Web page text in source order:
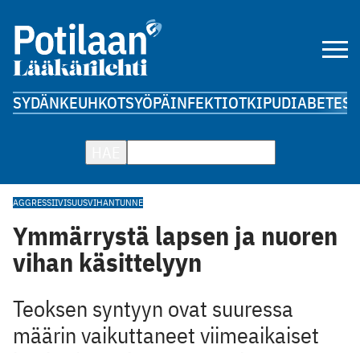
SYDÄNKEUHKOTSYÖPÄINFEKTIOTKIPUDIABETES
AGGRESSIIVISUUSVIHANTUNNE
Ymmärrystä lapsen ja nuoren
vihan käsittelyyn
Teoksen syntyyn ovat ­suuressa
määrin vaikuttaneet viimeaikaiset